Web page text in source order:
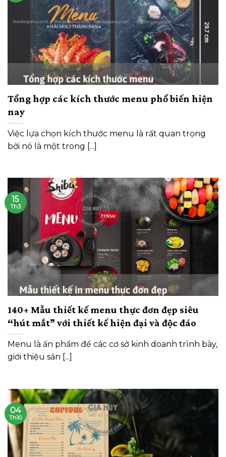
Tổng hợp các kích thước menu phổ biến hiện
nay
Việc lựa chọn kích thước menu là rất quan trọng
bởi nó là một trong [...]
140+ Mẫu thiết kế menu thực đơn đẹp siêu
“hút mắt” với thiết kế hiện đại và độc đáo
Menu là ấn phẩm để các cơ sở kinh doanh trình bày,
giới thiệu sản [...]
15
Th3
04
Th10